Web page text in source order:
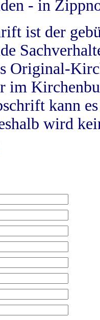
- in
ist der
Original-
im
kann
wird